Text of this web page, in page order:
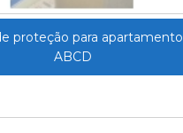
proteção para apartamento
ABCD